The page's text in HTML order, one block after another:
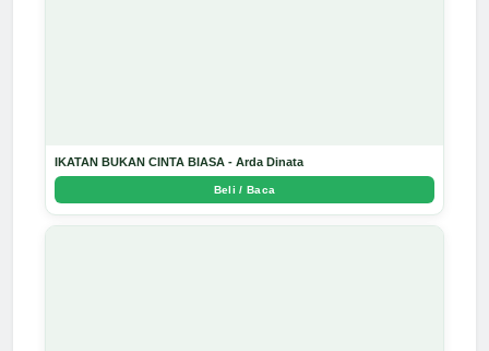
IKATAN BUKAN CINTA BIASA - Arda Dinata
Beli / Baca